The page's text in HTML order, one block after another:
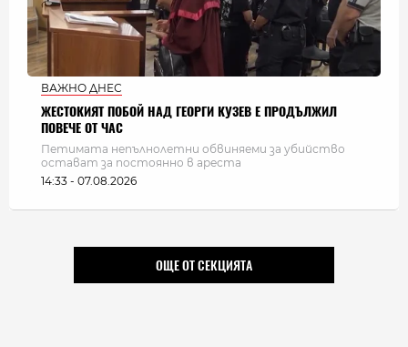
ВАЖНО ДНЕС
ЖЕСТОКИЯТ ПОБОЙ НАД ГЕОРГИ КУЗЕВ Е ПРОДЪЛЖИЛ
ПОВЕЧЕ ОТ ЧАС
Петимата непълнолетни обвиняеми за убийство
остават за постоянно в ареста
14:33 - 07.08.2026
ОЩЕ ОТ СЕКЦИЯТА